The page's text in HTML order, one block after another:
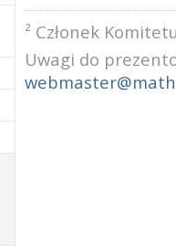
² Członek
Uwagi do